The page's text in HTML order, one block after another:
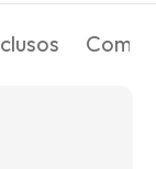
Como